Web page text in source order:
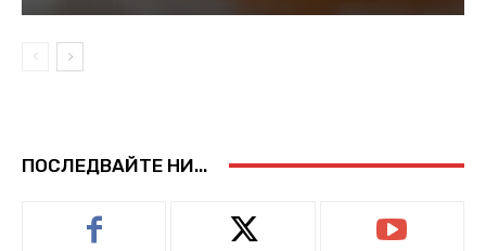
ПОСЛЕДВАЙТЕ НИ...